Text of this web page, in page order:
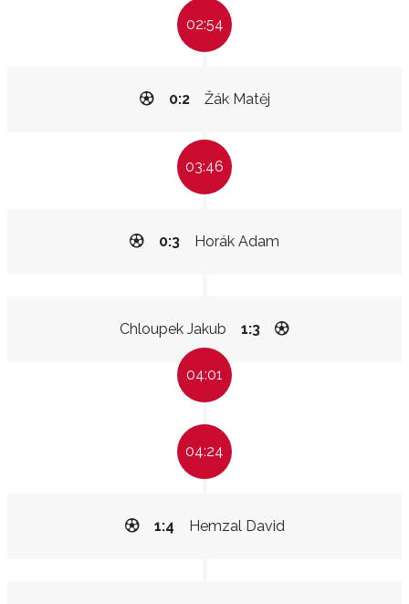
02:54
Žák Matěj
0:2
03:46
Horák Adam
0:3
Chloupek Jakub 1:3
04:01
04:24
Hemzal David
1:4